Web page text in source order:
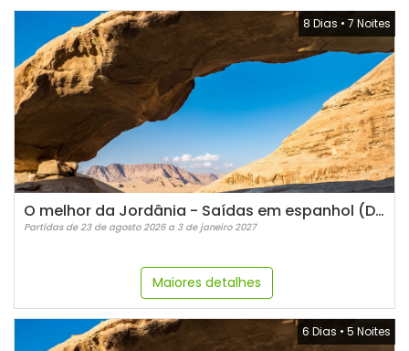
8 Dias • 7 Noites
O melhor da Jordânia - Saídas em espanhol (Domingos)
Partidas de 23 de agosto 2026 a 3 de janeiro 2027
Maiores detalhes
6 Dias • 5 Noites